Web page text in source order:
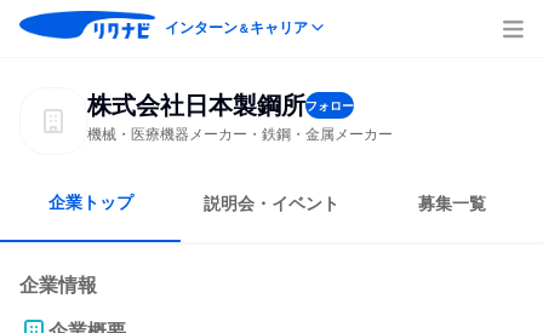
インターン＆キャリア
株式会社日本製鋼所フォロー
機械・医療機器メーカー・鉄鋼・金属メーカー
企業トップ 説明会・イベント 募集一覧
企業情報